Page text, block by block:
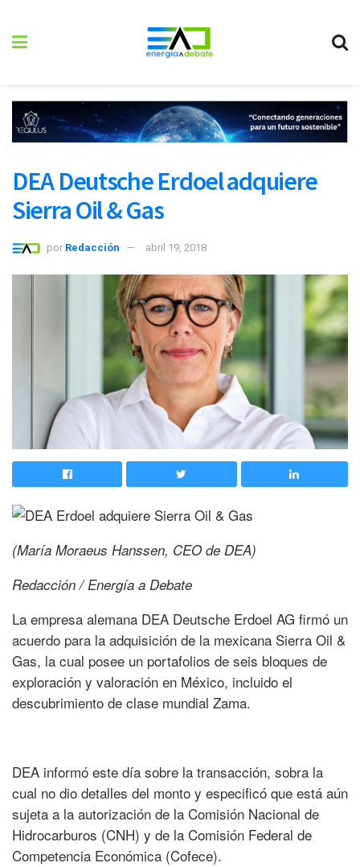
DEA Deutsche Erdoel adquiere
Sierra Oil & Gas
por Redacción abril 19, 2018
(María Moraeus Hanssen, CEO de DEA)
Redacción / Energía a Debate
La empresa alemana DEA Deutsche Erdoel AG firmó un
acuerdo para la adquisición de la mexicana Sierra Oil &
Gas, la cual posee un portafolios de seis bloques de
exploración y valoración en México, incluido el
descubrimiento de clase mundial Zama.
DEA informó este día sobre la transacción, sobra la
cual no dio detalles del monto y especificó que está aún
sujeta a la autorización de la Comisión Nacional de
Hidrocarburos (CNH) y de la Comisión Federal de
Competencia Económica (Cofece).